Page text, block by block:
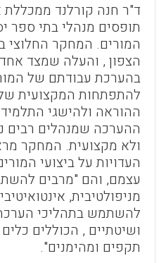
ד"ר חנה קורלנד ממכללת
תופסים מנהלי בתי ספר
הצפון , והעלה שמצד
בהערכת עבודתם של
להתפתחות המקצועית
ההוראה ולהישגי
ההערכה שמנהלים רבים
ולא מקצועית. המחקר
העדויות על ביצועי
עצמם, והם "מרבים
מניפולטיבית,
להשתמש בתהליכי
ושיטתיים , הכוללים
תקפים ומהימנים".